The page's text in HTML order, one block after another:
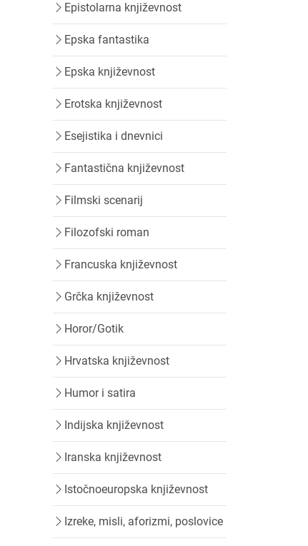
Epistolarna književnost
Epska fantastika
Epska književnost
Erotska književnost
Esejistika i dnevnici
Fantastična književnost
Filmski scenarij
Filozofski roman
Francuska književnost
Grčka književnost
Horor/Gotik
Hrvatska književnost
Humor i satira
Indijska književnost
Iranska književnost
Istočnoeuropska književnost
Izreke, misli, aforizmi, poslovice